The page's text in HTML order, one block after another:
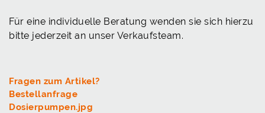
Für eine individuelle Beratung wenden sie sich hierzu
bitte jederzeit an unser Verkaufsteam.
Fragen zum Artikel?
Bestellanfrage
Dosierpumpen.jpg